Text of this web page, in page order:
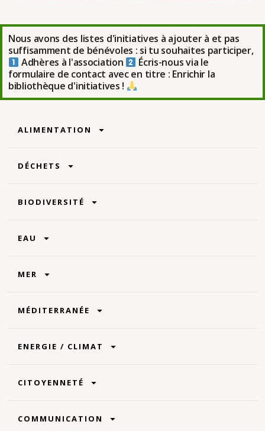
Nous avons des listes d'initiatives à ajouter à et pas
suffisamment de bénévoles : si tu souhaites participer,
Adhères à l'association
Écris-nous via le
formulaire de contact avec en titre : Enrichir la
bibliothèque d'initiatives !
ALIMENTATION
DÉCHETS
BIODIVERSITÉ
EAU
MER
MÉDITERRANÉE
ENERGIE / CLIMAT
CITOYENNETÉ
COMMUNICATION